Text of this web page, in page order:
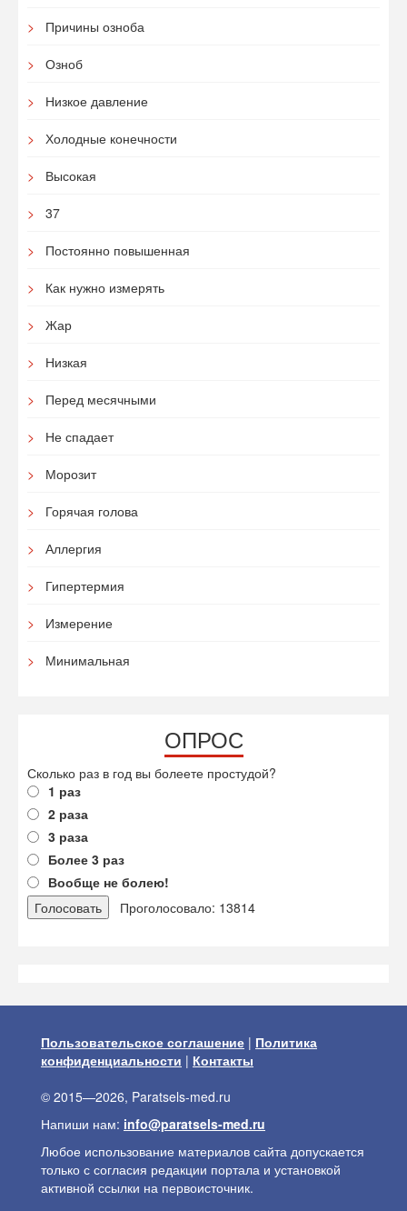
Причины озноба
Озноб
Низкое давление
Холодные конечности
Высокая
37
Постоянно повышенная
Как нужно измерять
Жар
Низкая
Перед месячными
Не спадает
Морозит
Горячая голова
Аллергия
Гипертермия
Измерение
Минимальная
ОПРОС
Сколько раз в год вы болеете простудой?
1 раз
2 раза
3 раза
Более 3 раз
Вообще не болею!
Проголосовало: 13814
Пользовательское соглашение | Политика
конфиденциальности | Контакты
© 2015—2026, Paratsels-med.ru
Напиши нам: info@paratsels-med.ru
Любое использование материалов сайта допускается
только с согласия редакции портала и установкой
активной ссылки на первоисточник.